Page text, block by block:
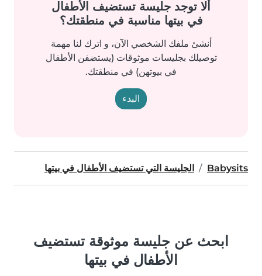
ألا توجد جليسة تستضيف الأطفال
في بيتها مناسبة في منطقتك؟
أنشئ ملفك الشخصي الآن، و اترك لنا مهمة
توصيلك بجليسات موثوقات (يستضفن الأطفال
في بيوتهن) في منطقتك.
البدء
Babysits الجليسة التي تستضيف الأطفال في بيتها
ابحث عن جليسة موثوقة تستضيف
الأطفال في بيتها